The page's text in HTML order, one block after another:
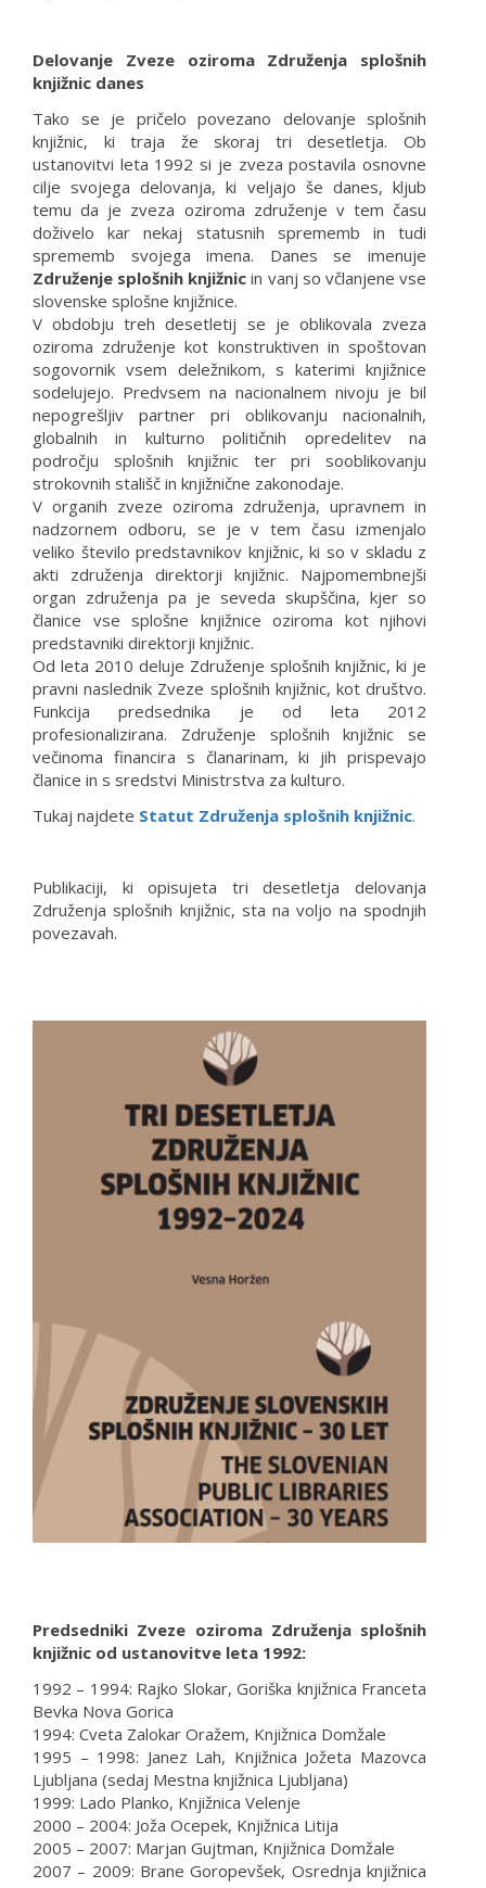
Delovanje Zveze oziroma Združenja splošnih
knjižnic danes
Tako se je pričelo povezano delovanje splošnih
knjižnic, ki traja že skoraj tri desetletja. Ob
ustanovitvi leta 1992 si je zveza postavila osnovne
cilje svojega delovanja, ki veljajo še danes, kljub
temu da je zveza oziroma združenje v tem času
doživelo kar nekaj statusnih sprememb in tudi
sprememb svojega imena. Danes se imenuje
Združenje splošnih knjižnic in vanj so včlanjene vse
slovenske splošne knjižnice.
V obdobju treh desetletij se je oblikovala zveza
oziroma združenje kot konstruktiven in spoštovan
sogovornik vsem deležnikom, s katerimi knjižnice
sodelujejo. Predvsem na nacionalnem nivoju je bil
nepogrešljiv partner pri oblikovanju nacionalnih,
globalnih in kulturno političnih opredelitev na
področju splošnih knjižnic ter pri sooblikovanju
strokovnih stališč in knjižnične zakonodaje.
V organih zveze oziroma združenja, upravnem in
nadzornem odboru, se je v tem času izmenjalo
veliko število predstavnikov knjižnic, ki so v skladu z
akti združenja direktorji knjižnic. Najpomembnejši
organ združenja pa je seveda skupščina, kjer so
članice vse splošne knjižnice oziroma kot njihovi
predstavniki direktorji knjižnic.
Od leta 2010 deluje Združenje splošnih knjižnic, ki je
pravni naslednik Zveze splošnih knjižnic, kot društvo.
Funkcija predsednika je od leta 2012
profesionalizirana. Združenje splošnih knjižnic se
večinoma financira s članarinam, ki jih prispevajo
članice in s sredstvi Ministrstva za kulturo.
Tukaj najdete Statut Združenja splošnih knjižnic.
Publikaciji, ki opisujeta tri desetletja delovanja
Združenja splošnih knjižnic, sta na voljo na spodnjih
povezavah.
Predsedniki Zveze oziroma Združenja splošnih
knjižnic od ustanovitve leta 1992:
1992 – 1994: Rajko Slokar, Goriška knjižnica Franceta
Bevka Nova Gorica
1994: Cveta Zalokar Oražem, Knjižnica Domžale
1995 – 1998: Janez Lah, Knjižnica Jožeta Mazovca
Ljubljana (sedaj Mestna knjižnica Ljubljana)
1999: Lado Planko, Knjižnica Velenje
2000 – 2004: Joža Ocepek, Knjižnica Litija
2005 – 2007: Marjan Gujtman, Knjižnica Domžale
2007 – 2009: Brane Goropevšek, Osrednja knjižnica